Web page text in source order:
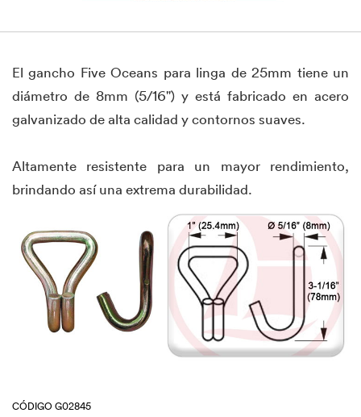
El gancho Five Oceans para linga de 25mm tiene un
diámetro de 8mm (5/16") y está fabricado en acero
galvanizado de alta calidad y contornos suaves.
Altamente resistente para un mayor rendimiento,
brindando así una extrema durabilidad.
CÓDIGO G02845